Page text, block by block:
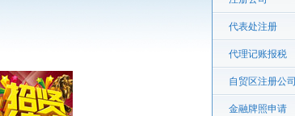
代表处注册
代理记账报税
自贸区注册公司
金融牌照申请